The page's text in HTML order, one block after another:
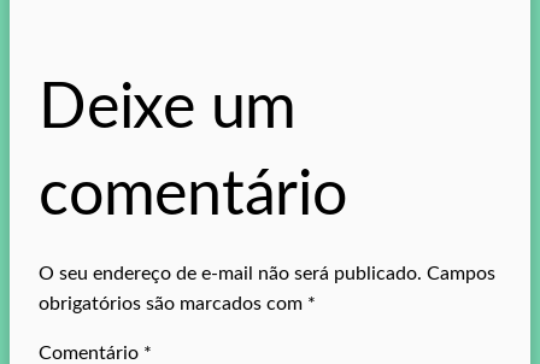
Deixe um
comentário
O seu endereço de e-mail não será publicado. Campos
obrigatórios são marcados com *
Comentário *